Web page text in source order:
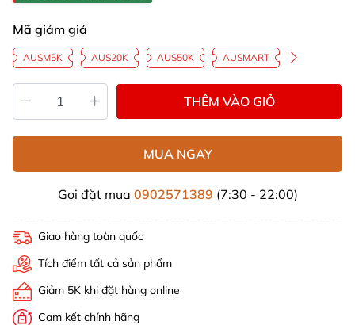
Mã giảm giá
AUSM5K AUS20K AUS50K AUSMART
THÊM VÀO GIỎ
MUA NGAY
Gọi đặt mua 0902571389 (7:30 - 22:00)
Giao hàng toàn quốc
Tích điểm tất cả sản phẩm
Giảm 5K khi đặt hàng online
Cam kết chính hãng